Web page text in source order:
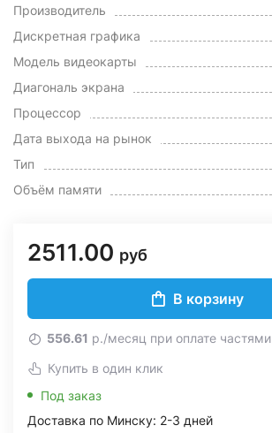
Производитель
Дискретная графика
Модель видеокарты
Диагональ экрана
Процессор
Дата выхода на рынок
Тип
Объём памяти
2511.00 руб
В корзину
556.61 р./месяц при оплате частями
Купить в один клик
Под заказ
Доставка по Минску: 2-3 дней